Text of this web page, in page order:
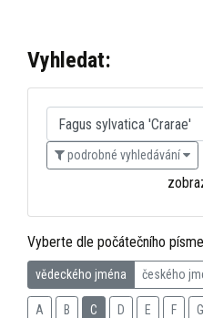
Vyhledat:
podrobné vyhledávání
Vyberte dle počátečního
vědeckého jména českého
A B C D E F G